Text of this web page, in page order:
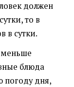
должен
то в
в сутки.
меньше
блюда
погоду дня,